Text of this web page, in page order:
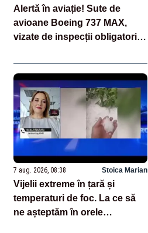
Alertă în aviație! Sute de
avioane Boeing 737 MAX,
vizate de inspecții obligatorii,
în fuselaj
7 aug. 2026, 08:38 Stoica Marian
Vijelii extreme în țară și
temperaturi de foc. La ce să
ne așteptăm în orele